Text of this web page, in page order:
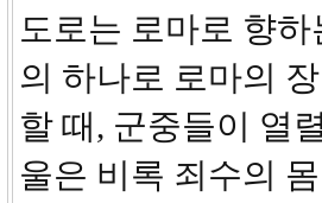
도로는 로마로 향
의 하나로 로마의
할 때, 군중들이 열
울은 비록 죄수의